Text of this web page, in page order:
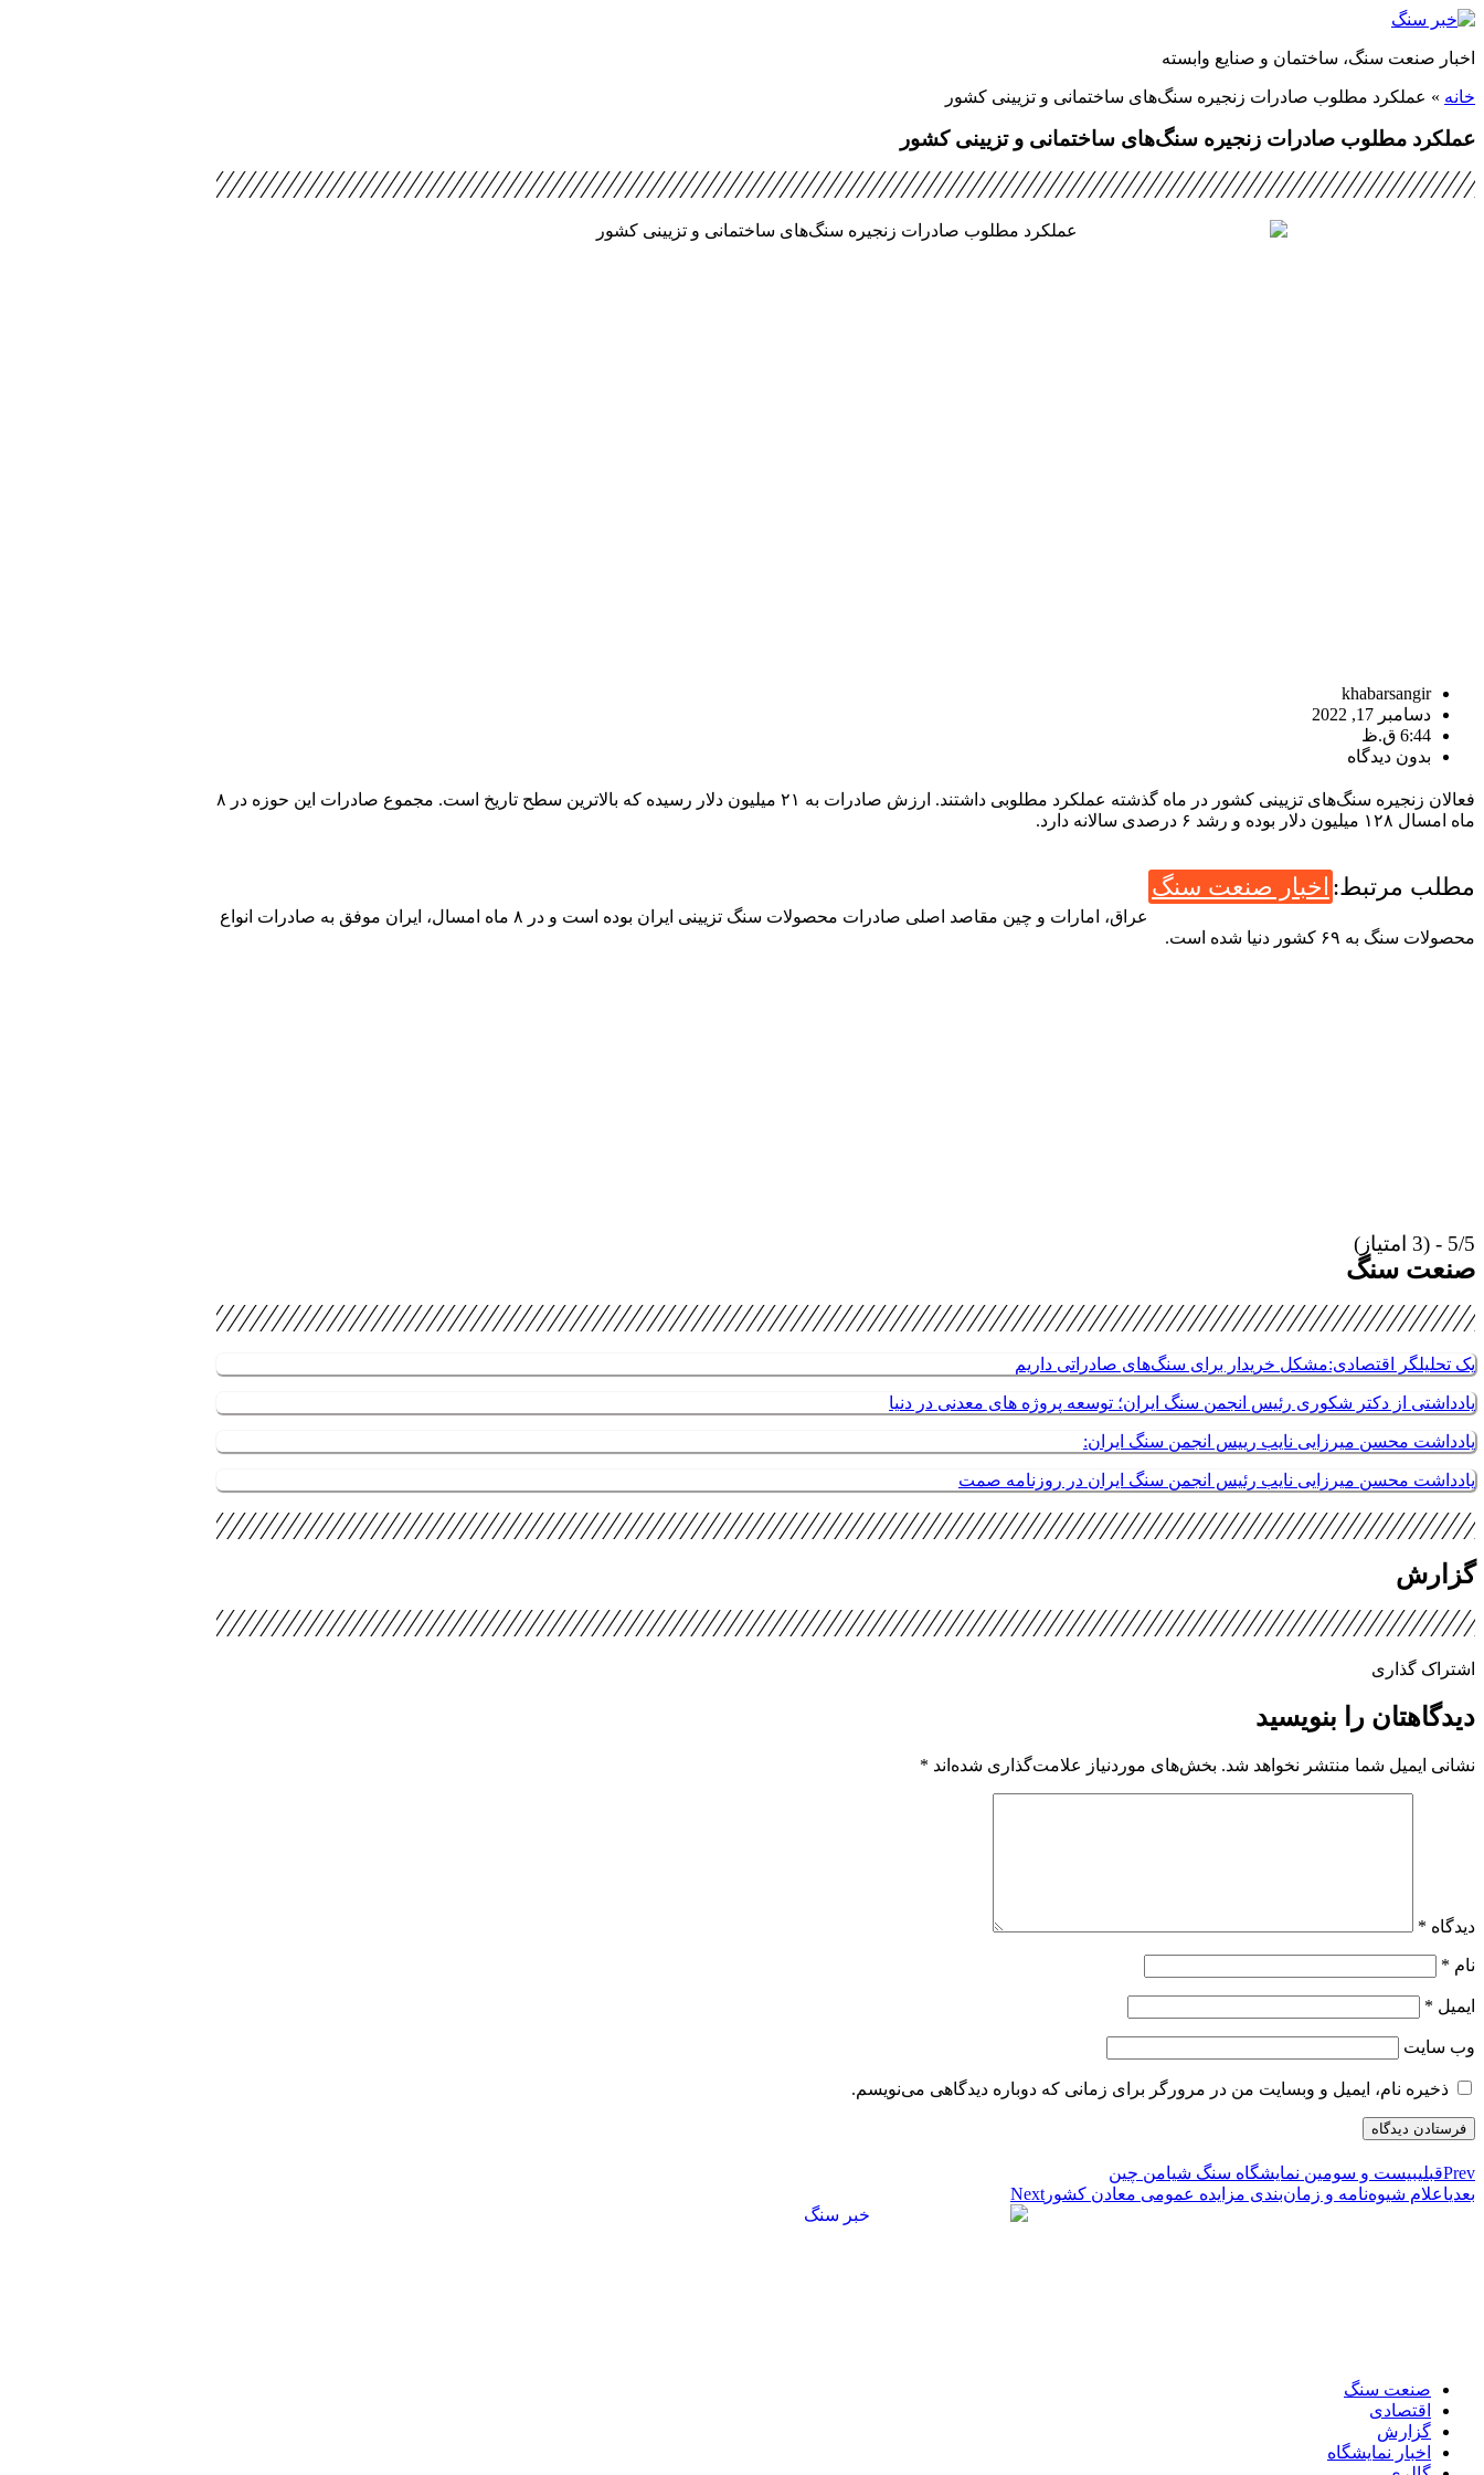
پرش
محتوا
اخبار صنعت سنگ، ساختمان و صنایع وابسته
خانه » عملکرد مطلوب صادرات زنجیره سنگ‌های ساختمانی و تزیینی کشور
عملکرد مطلوب صادرات زنجیره سنگ‌های ساختمانی و تزیینی کشور
khabarsangir
دسامبر 17, 2022
6:44 ق.ظ
بدون دیدگاه
فعالان زنجیره سنگ‌های تزیینی کشور در ماه گذشته عملکرد مطلوبی داشتند. ارزش صادرات به ۲۱ میلیون دلار رسیده که بالاترین سطح تاریخ است. مجموع صادرات این حوزه در ۸
ماه امسال ۱۲۸ میلیون دلار بوده و رشد ۶ درصدی سالانه دارد.
مطلب مرتبط: اخبار صنعت سنگ
عراق، امارات و چین مقاصد اصلی صادرات محصولات سنگ تزیینی ایران بوده است و در ۸ ماه امسال، ایران موفق به صادرات انواع
محصولات سنگ به ۶۹ کشور دنیا شده است.
5/5 - (3 امتیاز)
صنعت سنگ
یک تحلیلگر اقتصادی:مشکل خریدار برای سنگ‌های صادراتی داریم
یادداشتی از دکتر شکوری رئیس انجمن سنگ ایران؛ توسعه پروژه های معدنی در دنیا
یادداشت محسن میرزایی نایب رییس انجمن سنگ ایران:
یادداشت محسن میرزایی نایب رئیس انجمن سنگ ایران در روزنامه صمت
گزارش
اشتراک گذاری
دیدگاهتان را بنویسید
نشانی ایمیل شما منتشر نخواهد شد. بخش‌های موردنیاز علامت‌گذاری شده‌اند *
دیدگاه *
نام *
ایمیل *
وب‌ سایت
ذخیره نام، ایمیل و وبسایت من در مرورگر برای زمانی که دوباره دیدگاهی می‌نویسم.
Prevقبلیبیست و سومین نمایشگاه سنگ شیامن چین
بعدیاعلام شیوه‌نامه و زمان‌بندی مزایده عمومی معادن کشور Next
صنعت سنگ
اقتصادی
گزارش
اخبار نمایشگاه